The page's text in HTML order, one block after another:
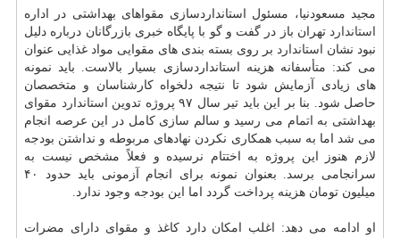
مجید مسعودنیا، مسئول استانداردسازی مقواهای بهداشتی در اداره
استاندارد تهران باز در گفت و گو با پایگاه خبری بازرگانان درباره دلیل
نبود نشان
استاندارد بر روی بسته بندی های مقوایی مواد غذایی عنوان
می كند: متأسفانه هزینه استانداردسازی بسیار بالاست. باید نمونه
های زیادی آزمایش شود تا نتیجه دلخواه كارشناسان و متخصصان
حاصل شود. بنا بر این باید تیر سال ۹۷ پروژه تدوین
استاندارد مقوای
بهداشتی به اتمام می رسید و سالم سازی كامل در این عرصه انجام
می شد اما به سبب همكاری نكردن نهادهای مربوطه و نداشتن بودجه
لازم هنوز این پروژه به اختتام نرسیده و فعلاً مشخص نیست به
سرانجامی برسد. بعنوان نمونه برای انجام آزمونی باید حدود ۴۰
میلیون تومان هزینه پرداخت گردد اما این بودجه وجود ندارد.
او ادامه می دهد: اغلب امكان دارد كاغذ و مقوای دارای مضرات